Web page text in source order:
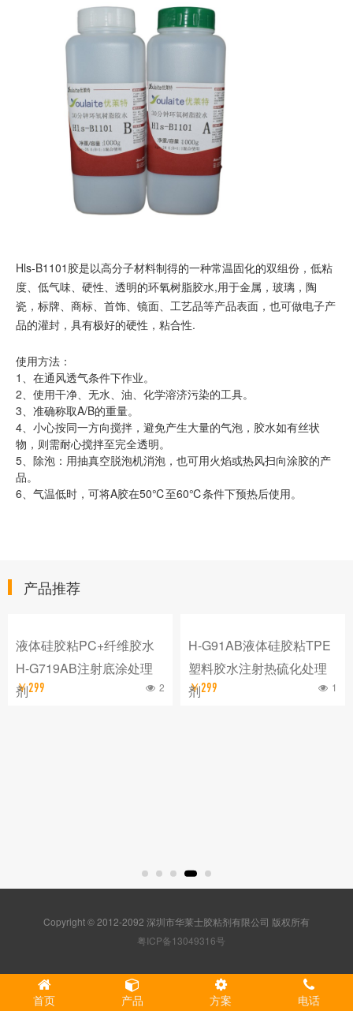
Hls-B1101胶是以高分子材料制得的一种常温固化的双组份，低粘
度、低气味、硬性、透明的环氧树脂胶水,用于金属，玻璃，陶
瓷，标牌、商标、首饰、镜面、工艺品等产品表面，也可做电子产
品的灌封，具有极好的硬性，粘合性.
使用方法：
1、在通风透气条件下作业。
2、使用干净、无水、油、化学溶济污染的工具。
3、准确称取A/B的重量。
4、小心按同一方向搅拌，避免产生大量的气泡，胶水如有丝状
物，则需耐心搅拌至完全透明。
5、除泡：用抽真空脱泡机消泡，也可用火焰或热风扫向涂胶的产
品。
6、气温低时，可将A胶在50℃至60℃条件下预热后使用。
产品推荐
液体硅胶粘PC+纤维胶水
H-G719AB注射底涂处理
剂
￥299 2
H-G91AB液体硅胶粘TPE
塑料胶水注射热硫化处理
剂
￥299 1
Copyright © 2012-2092 深圳市华莱士胶粘剂有限公司 版权所有
粤ICP备13049316号
首页 产品 方案 电话